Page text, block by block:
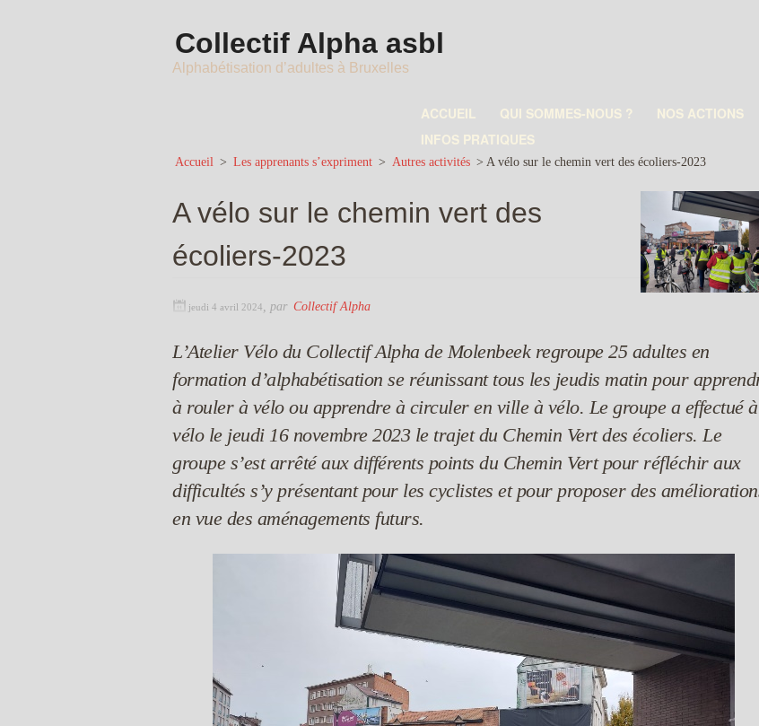
Collectif Alpha asbl
Alphabétisation d’adultes à Bruxelles
ACCUEIL QUI SOMMES-NOUS ? NOS ACTIONS
INFOS PRATIQUES
Accueil > Les apprenants s’expriment > Autres activités > A vélo sur le chemin vert des écoliers-2023
A vélo sur le chemin vert des
écoliers-2023
jeudi 4 avril 2024 par Collectif Alpha
L’Atelier Vélo du Collectif Alpha de Molenbeek regroupe 25 adultes en
formation d’alphabétisation se réunissant tous les jeudis matin pour
à rouler à vélo ou apprendre à circuler en ville à vélo. Le groupe a effectué à
vélo le jeudi 16 novembre 2023 le trajet du Chemin Vert des écoliers. Le
groupe s’est arrêté aux différents points du Chemin Vert pour réfléchir aux
difficultés s’y présentant pour les cyclistes et pour proposer des
en vue des aménagements futurs.